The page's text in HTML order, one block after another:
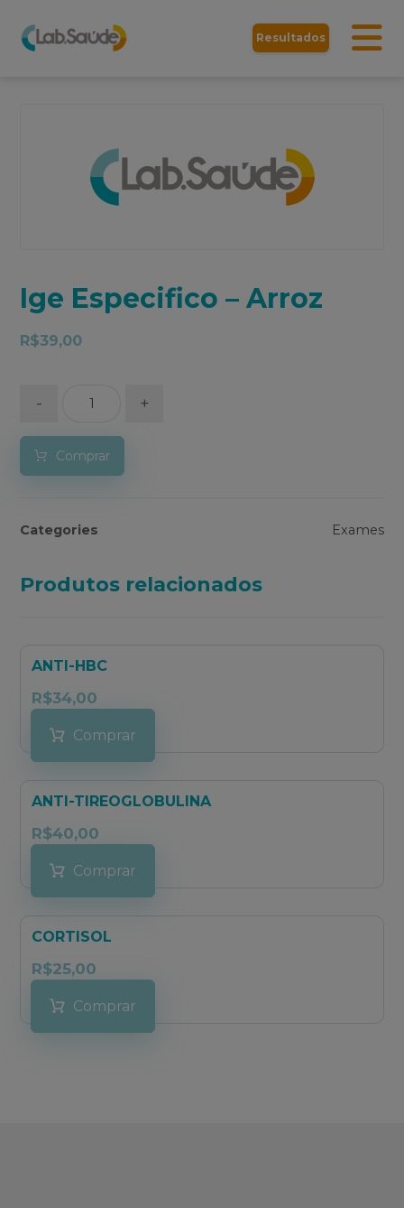
Resultados
Ige Especifico – Arroz
R$39,00
- +
Comprar
Categories Exames
Produtos relacionados
ANTI-HBC
R$34,00
Comprar
ANTI-TIREOGLOBULINA
R$40,00
Comprar
CORTISOL
R$25,00
Comprar